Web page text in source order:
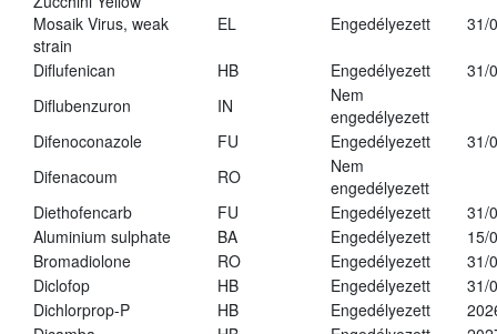
Mosaik Virus, weak
strain
EL Engedélyezett 31/
Diflufenican HB Engedélyezett
31/
Diflubenzuron
IN
Nem
engedélyezett
Difenoconazole
FU Engedélyezett
31/
Difenacoum
RO
Nem
engedélyezett
Diethofencarb
FU Engedélyezett
31/
Aluminium sulphate
BA Engedélyezett
15/
Bromadiolone
RO Engedélyezett
31/
Diclofop
HB Engedélyezett
31/
Dichlorprop-P
HB Engedélyezett